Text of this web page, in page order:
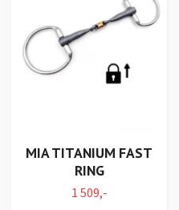
MIA TITANIUM FAST
RING
1 509,-